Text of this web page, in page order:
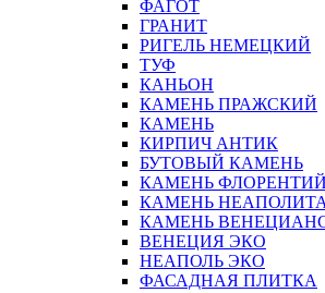
ФАГОТ
ГРАНИТ
РИГЕЛЬ НЕМЕЦКИЙ
ТУФ
КАНЬОН
КАМЕНЬ ПРАЖСКИЙ
КАМЕНЬ
КИРПИЧ АНТИК
БУТОВЫЙ КАМЕНЬ
КАМЕНЬ
КАМЕНЬ
КАМЕНЬ
ВЕНЕЦИЯ ЭКО
НЕАПОЛЬ ЭКО
ФАСАДНАЯ ПЛИТКА